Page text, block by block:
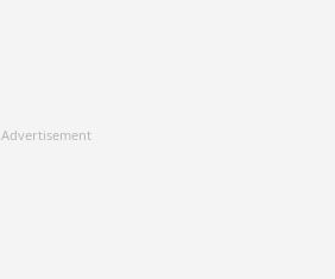
Advertisement